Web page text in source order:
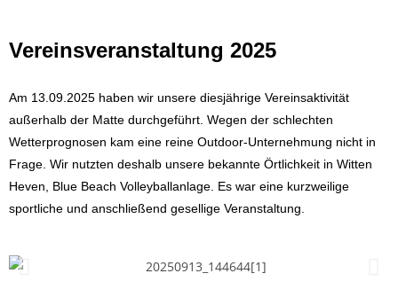
Vereinsveranstaltung 2025
Am 13.09.2025 haben wir unsere diesjährige Vereinsaktivität
außerhalb der Matte durchgeführt. Wegen der schlechten
Wetterprognosen kam eine reine Outdoor-Unternehmung nicht in
Frage. Wir nutzten deshalb unsere bekannte Örtlichkeit in Witten
Heven, Blue Beach Volleyballanlage. Es war eine kurzweilige
sportliche und anschließend gesellige Veranstaltung.